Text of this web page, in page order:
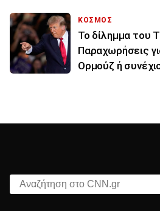
ΚΟΣΜΟΣ
Το δίλημμα του
Παραχωρήσεις
Ορμούζ ή
Αναζήτηση στο CNN.gr